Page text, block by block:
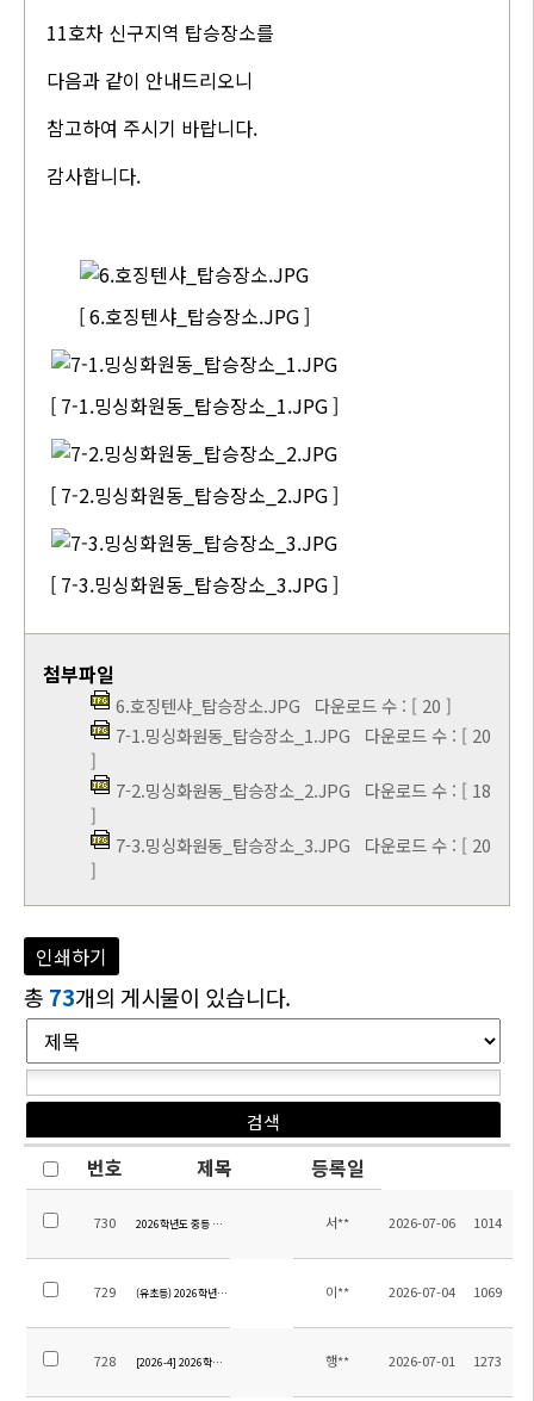
11호차 신구지역 탑승장소를
다음과 같이 안내드리오니
참고하여 주시기 바랍니다.
감사합니다.
[ 6.호징텐샤_탑승장소.JPG ]
[ 7-1.밍싱화원동_탑승장소_1.JPG ]
[ 7-2.밍싱화원동_탑승장소_2.JPG ]
[ 7-3.밍싱화원동_탑승장소_3.JPG ]
첨부파일
6.호징텐샤_탑승장소.JPG 다운로드 수 : [ 20 ]
7-1.밍싱화원동_탑승장소_1.JPG 다운로드 수 : [ 20
]
7-2.밍싱화원동_탑승장소_2.JPG 다운로드 수 : [ 18
]
7-3.밍싱화원동_탑승장소_3.JPG 다운로드 수 : [ 20
]
인쇄하기
총 73개의 게시물이 있습니다.
번호 제목 등록일
730 2026학년도 중등 영어 교재 안내 서** 2026-07-06 1014
729 (유초등) 2026학년도 여름방학계획(학년별) 이** 2026-07-04 1069
728 [2026-4] 2026학년도 12학년 졸업여행 위탁용역 업체 선정을 위한 입찰 재공고
행** 2026-07-01 1273